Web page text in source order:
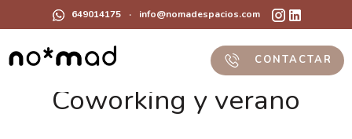
649014175 · info@nomadespacios.com
CONTACTAR
Coworking y verano